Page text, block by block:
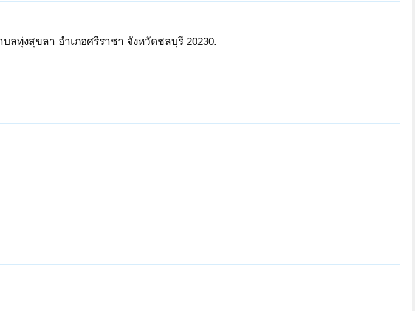
ทุ่งสุขลา อำเภอศรีราชา จังหวัดชลบุรี 20230.